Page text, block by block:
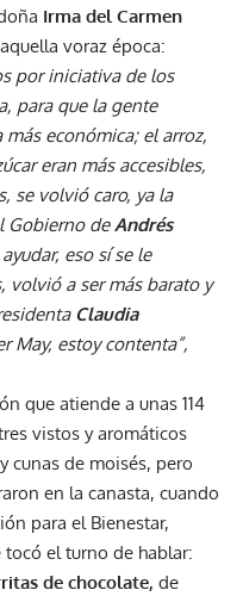
Irma del Carmen
voraz época:
por iniciativa de los
para que la gente
económica; el arroz,
eran más accesibles,
se volvió caro, ya la
Gobierno deAndrés
eso sí se le
volvió a ser más barato y
Claudia
May, estoy contenta”,
que atiende a unas 114
vistos y aromáticos
cunas de moisés, pero
en la canasta, cuando
para el Bienestar,
tocó el turno de hablar:
de chocolate, de